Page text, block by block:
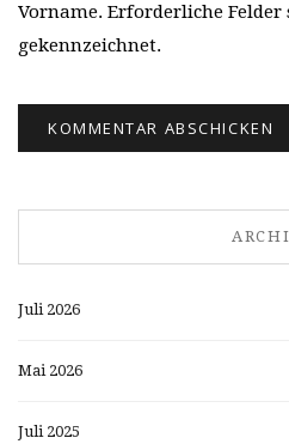
Vorname. Erforderliche
gekennzeichnet.
Juli 2026
Mai 2026
Juli 2025